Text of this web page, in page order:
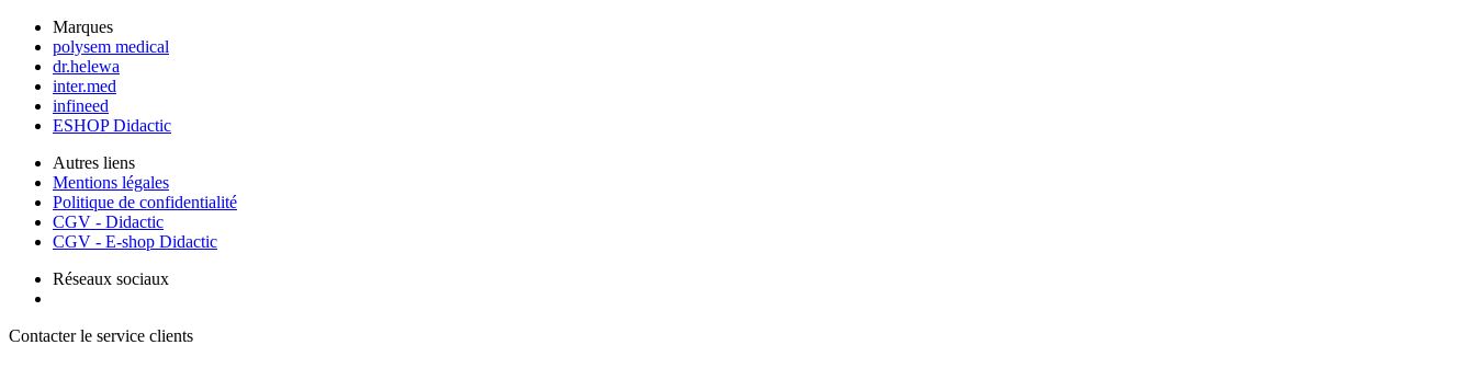
Marques
polysem medical
dr.helewa
inter.med
infineed
ESHOP Didactic
Autres liens
Mentions légales
Politique de confidentialité
CGV - Didactic
CGV - E-shop Didactic
Réseaux sociaux
Contacter le service clients